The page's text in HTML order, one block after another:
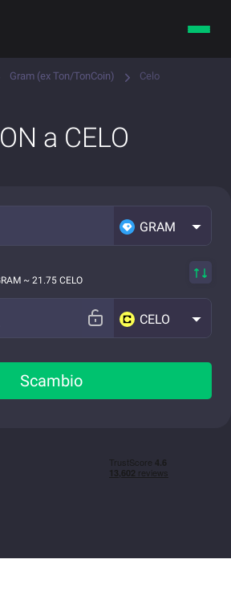
Gram (ex Ton/TonCoin) Celo
a CELO
GRAM
~ 21.75 CELO
CELO
Scambio